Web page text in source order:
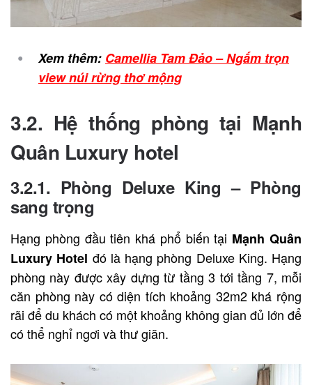
Xem thêm: Camellia Tam Đảo – Ngắm trọn
view núi rừng thơ mộng
3.2. Hệ thống phòng tại Mạnh
Quân Luxury hotel
3.2.1. Phòng Deluxe King – Phòng
sang trọng
Hạng phòng đầu tiên khá phổ biến tại Mạnh Quân
Luxury Hotel đó là hạng phòng Deluxe King. Hạng
phòng này được xây dựng từ tầng 3 tới tầng 7, mỗi
căn phòng này có diện tích khoảng 32m2 khá rộng
rãi để du khách có một khoảng không gian đủ lớn để
có thể nghỉ ngơi và thư giãn.